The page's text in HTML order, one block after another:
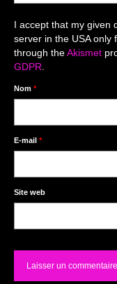
Décors studio /
I accept that my given
server in the USA only
through theAkismet
GDPR.
Nom *
E-mail *
Site web